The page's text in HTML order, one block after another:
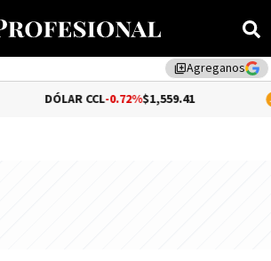
library_addAgreganos
-0.72%$1,559.41